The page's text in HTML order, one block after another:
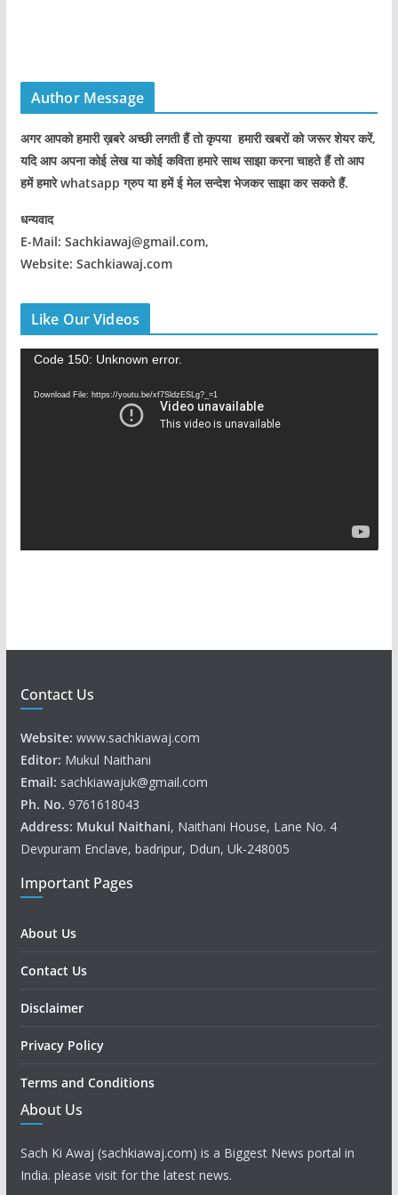
Author Message
अगर आपको हमारी ख़बरे अच्छी लगती हैं तो कृपया हमारी खबरों को जरूर शेयर करें,
यदि आप अपना कोई लेख या कोई कविता हमारे साथ साझा करना चाहते हैं तो आप
हमें हमारे whatsapp ग्रुप या हमें ई मेल सन्देश भेजकर साझा कर सकते हैं.
धन्यवाद
E-Mail: Sachkiawaj@gmail.com,
Website: Sachkiawaj.com
Like Our Videos
Code 150: Unknown error.
Download File: https://youtu.be/xf7SldzESLg?_=1
Contact Us
Website: www.sachkiawaj.com
Editor: Mukul Naithani
Email: sachkiawajuk@gmail.com
Ph. No. 9761618043
Address: Mukul Naithani, Naithani House, Lane No. 4
Devpuram Enclave, badripur, Ddun, Uk-248005
Important Pages
About Us
Contact Us
Disclaimer
Privacy Policy
Terms and Conditions
About Us
Sach Ki Awaj (sachkiawaj.com) is a Biggest News portal in
India. please visit for the latest news.